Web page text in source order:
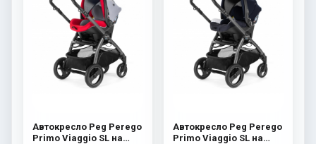
Автокресло Peg Perego
Primo Viaggio SL на
Автокресло Peg Perego
Primo Viaggio SL на